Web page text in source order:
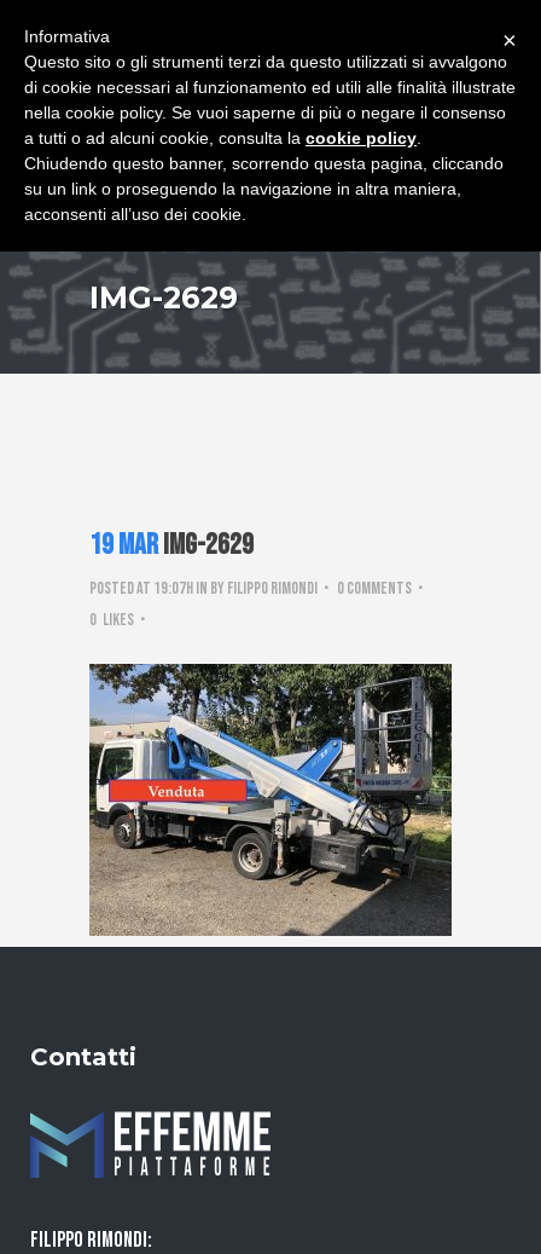
IMG-2629
19 MarIMG-2629
Posted at 19:07hin by Filippo Rimondi
0 Comments
0 Likes
Contatti
FILIPPO RIMONDI:
×
Informativa
Questo sito o gli strumenti terzi da questo utilizzati si avvalgono
di cookie necessari al funzionamento ed utili alle finalità illustrate
nella cookie policy. Se vuoi saperne di più o negare il consenso
a tutti o ad alcuni cookie, consulta la cookie policy
Chiudendo questo banner, scorrendo questa pagina, cliccando
su un link o proseguendo la navigazione in altra maniera,
acconsenti all’uso dei cookie.